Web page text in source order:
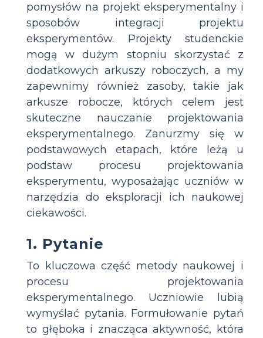
pomysłów na projekt eksperymentalny i
sposobów integracji projektu
eksperymentów. Projekty studenckie
mogą w dużym stopniu skorzystać z
dodatkowych arkuszy roboczych, a my
zapewnimy również zasoby, takie jak
arkusze robocze, których celem jest
skuteczne nauczanie projektowania
eksperymentalnego. Zanurzmy się w
podstawowych etapach, które leżą u
podstaw procesu projektowania
eksperymentu, wyposażając uczniów w
narzędzia do eksploracji ich naukowej
ciekawości.
1. Pytanie
To kluczowa część metody naukowej i
procesu projektowania
eksperymentalnego. Uczniowie lubią
wymyślać pytania. Formułowanie pytań
to głęboka i znacząca aktywność, która